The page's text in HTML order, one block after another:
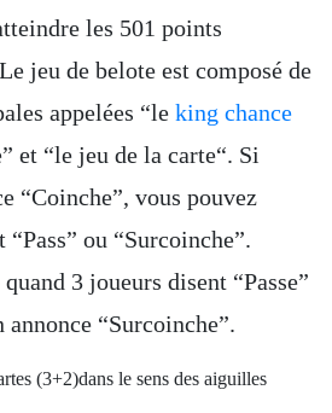
les 501 points
jeu de belote est composé de
appelées “le king chance
et “le jeu de la carte“. Si
“Coinche”, vous pouvez
ou “Surcoinche”.
3 joueurs disent “Passe”
annonce “Surcoinche”.
(3+2)dans le sens des aiguilles